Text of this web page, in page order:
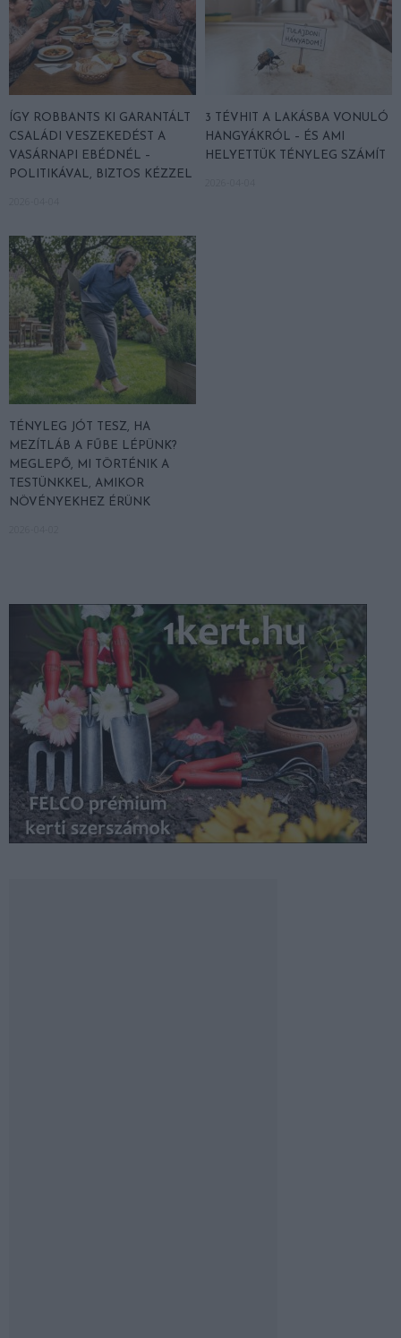
ÍGY ROBBANTS KI GARANTÁLT
CSALÁDI VESZEKEDÉST A
VASÁRNAPI EBÉDNÉL –
POLITIKÁVAL, BIZTOS KÉZZEL
3 TÉVHIT A LAKÁSBA VONULÓ
HANGYÁKRÓL – ÉS AMI
HELYETTÜK TÉNYLEG SZÁMÍT
TÉNYLEG JÓT TESZ, HA
MEZÍTLÁB A FŰBE LÉPÜNK?
MEGLEPŐ, MI TÖRTÉNIK A
TESTÜNKKEL, AMIKOR
NÖVÉNYEKHEZ ÉRÜNK